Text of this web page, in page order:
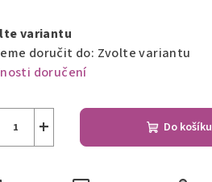
variantu
doručit do: Zvolte variantu
doručení
+ Do košíku